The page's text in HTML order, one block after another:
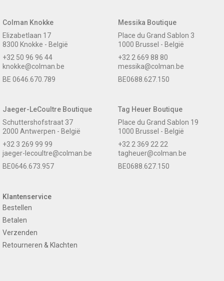
Colman Knokke
Elizabetlaan 17
8300 Knokke - België
+32 50 96 96 44
knokke@colman.be
BE 0646.670.789
Messika Boutique
Place du Grand Sablon 3
1000 Brussel - België
+32 2 669 88 80
messika@colman.be
BE0688.627.150
Jaeger-LeCoultre Boutique
Schuttershofstraat 37
2000 Antwerpen - België
+32 3 269 99 99
jaeger-lecoultre@colman.be
BE0646.673.957
Tag Heuer Boutique
Place du Grand Sablon 19
1000 Brussel - België
+32 2 369 22 22
tagheuer@colman.be
BE0688.627.150
Klantenservice
Bestellen
Betalen
Verzenden
Retourneren & Klachten